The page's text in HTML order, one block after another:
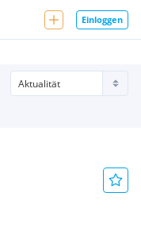
Einloggen